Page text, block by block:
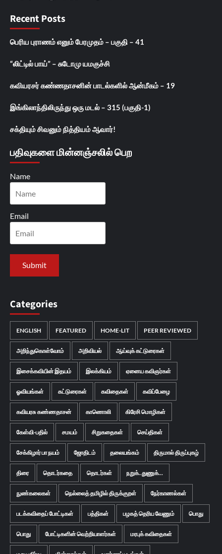
Recent Posts
பெரிய புராணம் எனும் பேரமுதம் – பகுதி – 41
“லிட்டில் பாய்” – சுடோமு யமகுச்சி
கவியரசர் கண்ணதாசனின் பாடல்களில் ஆன்மீகம் – 19
இங்கிலாந்திலிருந்து ஒரு மடல் – 315 (பகுதி-1)
சக்தியும் சிவனும் நித்தியம் ஆவார்!
பதிவுகளை மின்னஞ்சலில் பெற
Name
Email
Categories
ENGLISH FEATURED HOME-LIT PEER REVIEWED
அறிந்துகொள்வோம் அறிவியல் ஆய்வுக் கட்டுரைகள்
இசைக்கவியின் இதயம் இலக்கியம் ஏனைய கவிஞர்கள்
ஓவியங்கள் கட்டுரைகள் கவிதைகள் கவிப்பேழை
கவியரசு கண்ணதாசன் காணொலி கிரேசி மொழிகள்
கேள்வி-பதில் சமயம் சிறுகதைகள் செய்திகள்
சேக்கிழார் பா நயம் ஜோதிடம் தலையங்கம் திருமால் திருப்புகழ்
திரை தொடர்கதை தொடர்கள் நறுக்..துணுக்...
நுண்கலைகள் நெல்லைத் தமிழில் திருக்குறள் நேர்காணல்கள்
படக்கவிதைப் போட்டிகள் பத்திகள் பழகத் தெரிய வேணும் பொது
பொது போட்டிகளின் வெற்றியாளர்கள் மரபுக் கவிதைகள்